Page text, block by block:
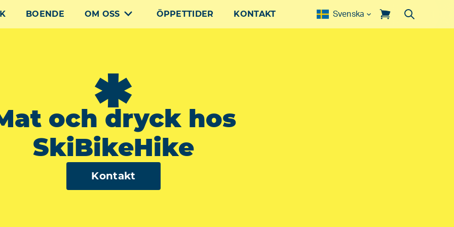
BOENDE OM OSS ÖPPETTIDER KONTAKT Svenska
*
och dryck hos
SkiBikeHike
Kontakt